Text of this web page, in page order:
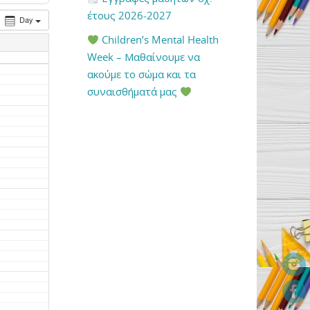
Day
έτους 2026-2027
Children’s Mental Health
Week – Μαθαίνουμε να
ακούμε το σώμα και τα
συναισθήματά μας